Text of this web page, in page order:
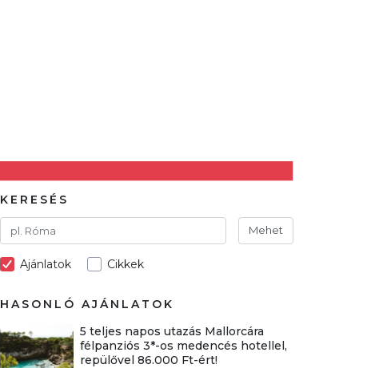
KERESÉS
Mehet
Ajánlatok Cikkek
HASONLÓ AJÁNLATOK
5 teljes napos utazás Mallorcára
félpanziós 3*-os medencés hotellel,
repülővel 86.000 Ft-ért!